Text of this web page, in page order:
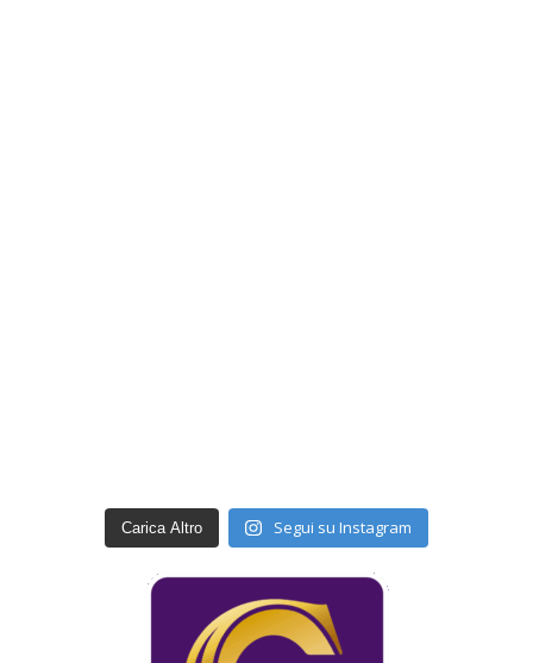
Carica Altro Segui su Instagram